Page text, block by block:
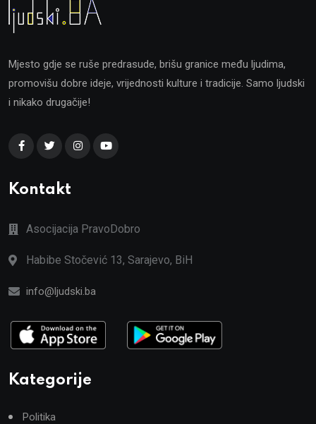
Mjesto gdje se ruše predrasude, brišu granice među ljudima,
promovišu dobre ideje, vrijednosti kulture i tradicije. Samo ljudski
i nikako drugačije!
Kontakt
Asocijacija PravoDobro
Habibe Stočević 13, Sarajevo, BiH
info@ljudski.ba
Kategorije
Politika